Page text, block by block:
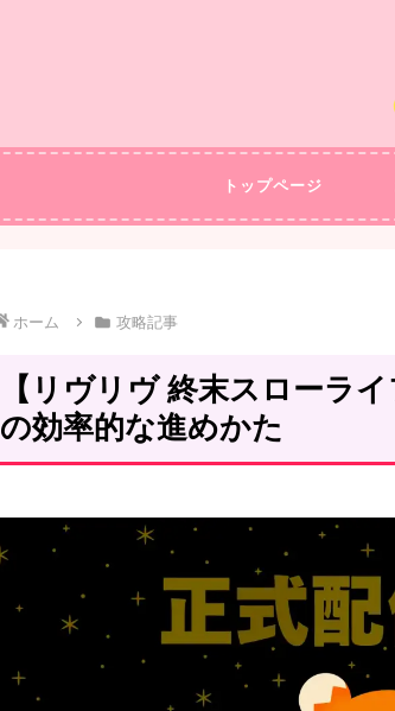
トップページ
ホーム 攻略記事
【リヴリヴ 終末スローラ
の効率的な進めかた